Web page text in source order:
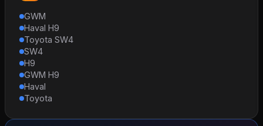
GWM
Haval H9
Toyota SW4
SW4
H9
GWM H9
Haval
Toyota